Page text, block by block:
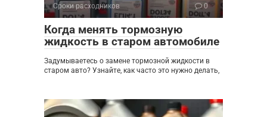
Сроки расходников 0
Когда менять тормозную
жидкость в старом автомобиле
Задумываетесь о замене тормозной жидкости в
старом авто? Узнайте, как часто это нужно делать,